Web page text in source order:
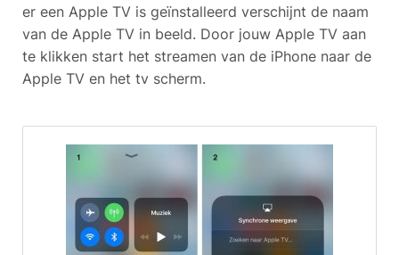
er een Apple TV is geïnstalleerd verschijnt de naam
van de Apple TV in beeld. Door jouw Apple TV aan
te klikken start het streamen van de iPhone naar de
Apple TV en het tv scherm.